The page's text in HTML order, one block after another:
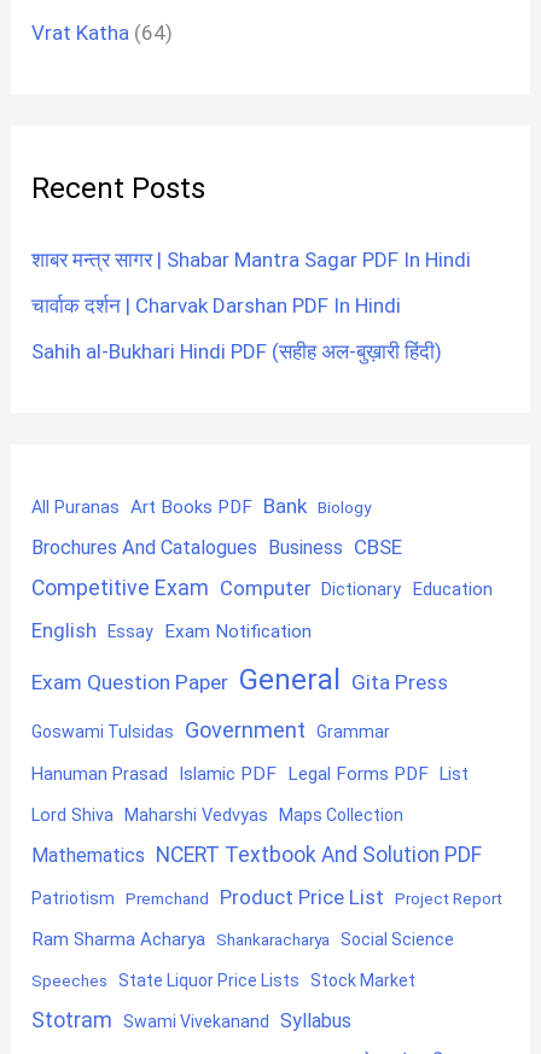
Vrat Katha (64)
Recent Posts
शाबर मन्त्र सागर | Shabar Mantra Sagar PDF In Hindi
चार्वाक दर्शन | Charvak Darshan PDF In Hindi
Sahih al-Bukhari Hindi PDF (सहीह अल-बुख़ारी हिंदी)
All Puranas Art Books PDF Bank Biology
Brochures And Catalogues Business CBSE
Competitive Exam Computer Dictionary Education
English Essay Exam Notification
Exam Question Paper General Gita Press
Goswami Tulsidas Government Grammar
Hanuman Prasad Islamic PDF Legal Forms PDF List
Lord Shiva Maharshi Vedvyas Maps Collection
Mathematics NCERT Textbook And Solution PDF
Patriotism Premchand Product Price List Project Report
Ram Sharma Acharya Shankaracharya Social Science
Speeches State Liquor Price Lists Stock Market
Stotram Swami Vivekanand Syllabus